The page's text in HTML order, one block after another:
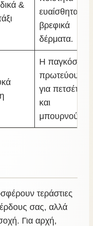
&
ευαίσθητα
βρεφικά
δέρματα.
Η παγκόσμια
πρωτεύουσα
για πετσέτες
και
μπουρνούζια.
τεράστιες
σας, αλλά
Για αρχή,